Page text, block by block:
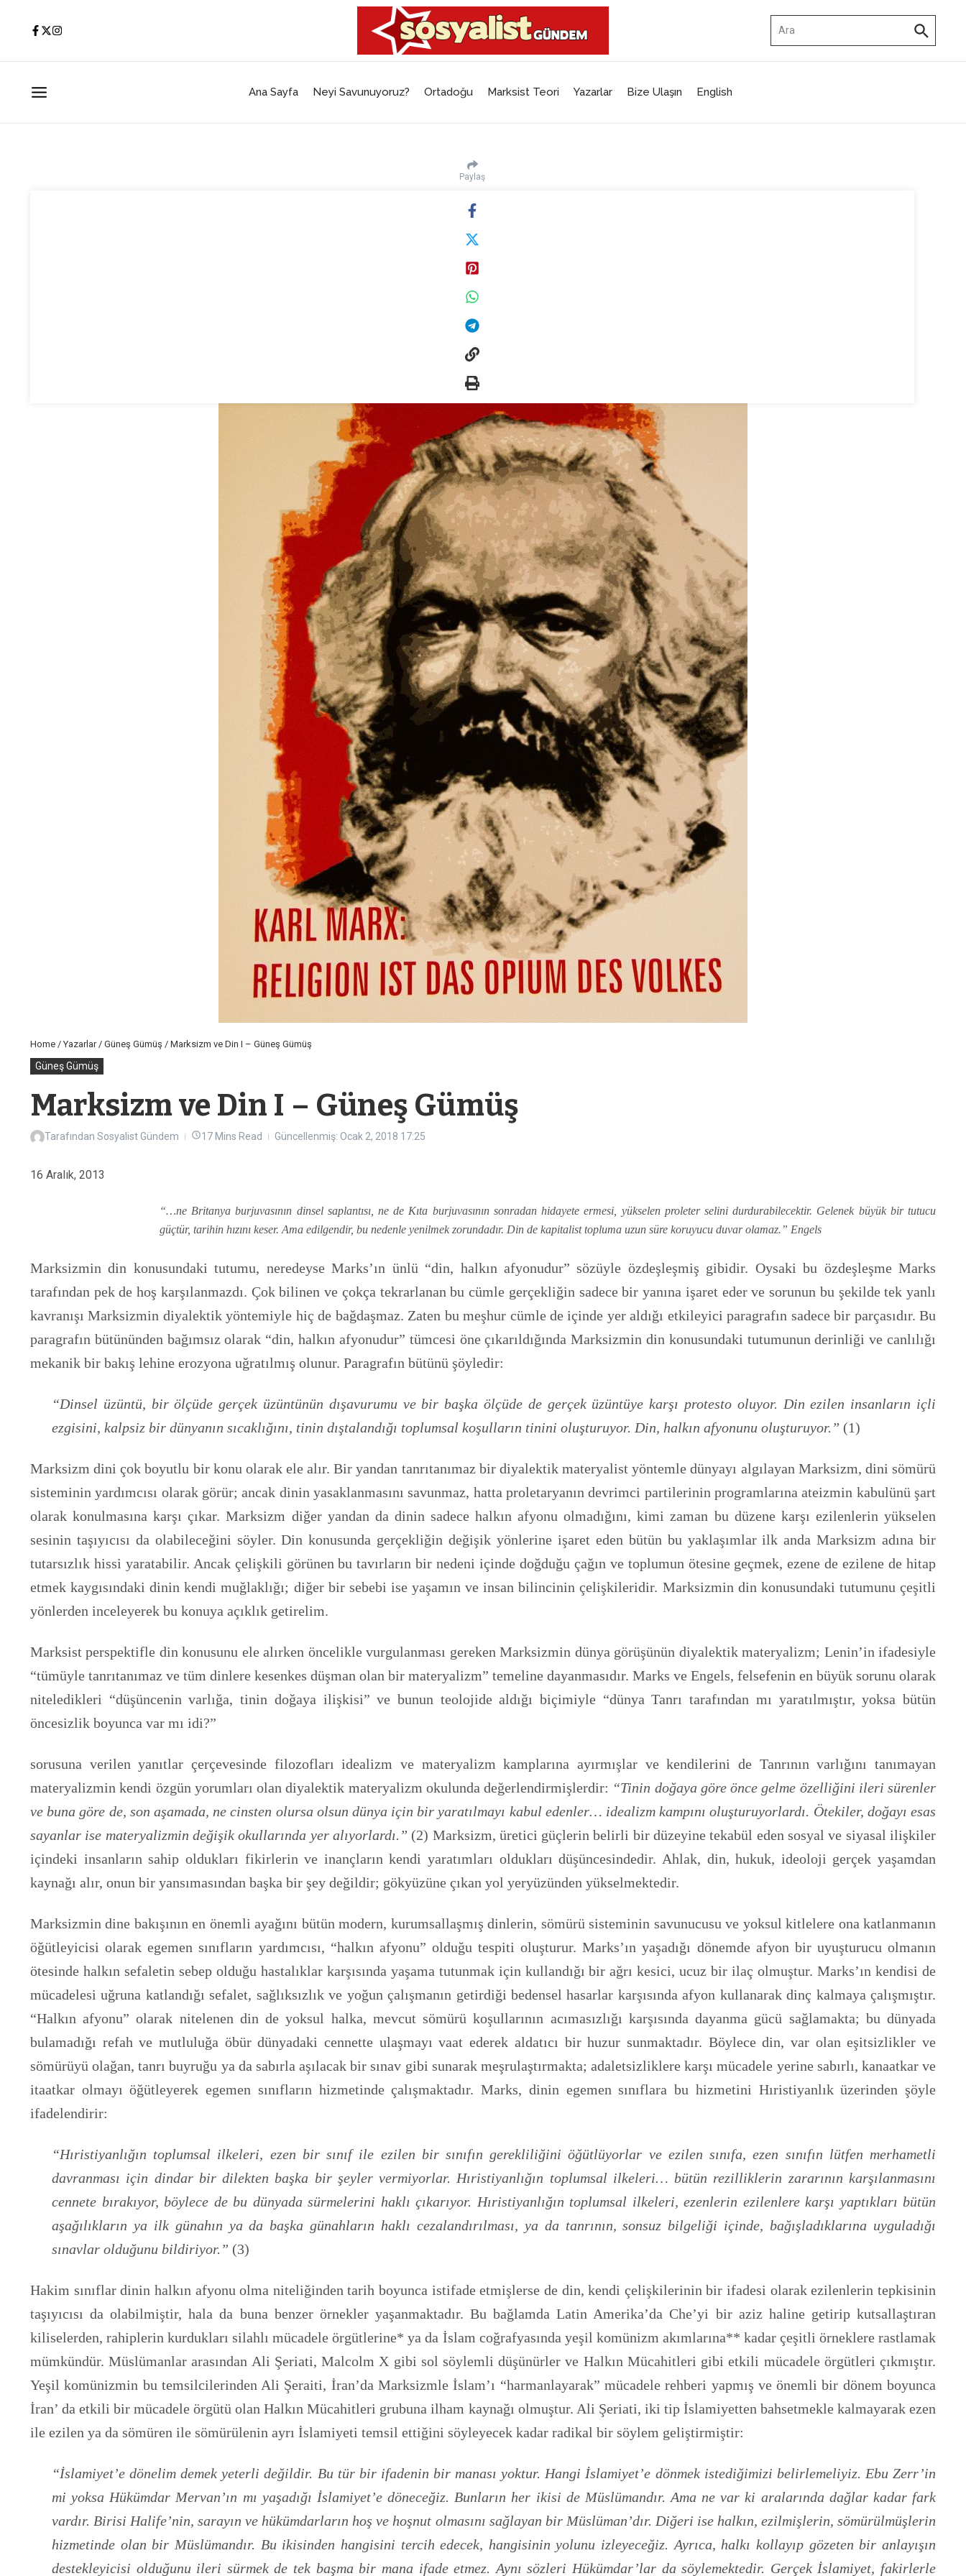
Ana Sayfa Neyi Savunuyoruz? Ortadoğu Marksist Teori Yazarlar Bize Ulaşın English
Paylaş
Home /Yazarlar/ Güneş Gümüş / Marksizm ve Din I – Güneş Gümüş
Güneş Gümüş
Marksizm ve Din I – Güneş Gümüş
Tarafından Sosyalist Gündem 17 Mins Read Güncellenmiş: Ocak 2, 2018 17:25
16 Aralık, 2013
“…ne Britanya burjuvasının dinsel saplantısı, ne de Kıta burjuvasının sonradan hidayete ermesi, yükselen proleter selini durdurabilecektir. Gelenek büyük bir tutucu
güçtür, tarihin hızını keser. Ama edilgendir, bu nedenle yenilmek zorundadır. Din de kapitalist topluma uzun süre koruyucu duvar olamaz.” Engels
Marksizmin din konusundaki tutumu, neredeyse Marks’ın ünlü “din, halkın afyonudur” sözüyle özdeşleşmiş gibidir. Oysaki bu özdeşleşme Marks
tarafından pek de hoş karşılanmazdı. Çok bilinen ve çokça tekrarlanan bu cümle gerçekliğin sadece bir yanına işaret eder ve sorunun bu şekilde tek yanlı
kavranışı Marksizmin diyalektik yöntemiyle hiç de bağdaşmaz. Zaten bu meşhur cümle de içinde yer aldığı etkileyici paragrafın sadece bir parçasıdır. Bu
paragrafın bütününden bağımsız olarak “din, halkın afyonudur” tümcesi öne çıkarıldığında Marksizmin din konusundaki tutumunun derinliği ve canlılığı
mekanik bir bakış lehine erozyona uğratılmış olunur. Paragrafın bütünü şöyledir:
“Dinsel üzüntü, bir ölçüde gerçek üzüntünün dışavurumu ve bir başka ölçüde de gerçek üzüntüye karşı protesto oluyor. Din ezilen insanların içli
ezgisini, kalpsiz bir dünyanın sıcaklığını, tinin dıştalandığı toplumsal koşulların tinini oluşturuyor. Din, halkın afyonunu oluşturuyor.” (1)
Marksizm dini çok boyutlu bir konu olarak ele alır. Bir yandan tanrıtanımaz bir diyalektik materyalist yöntemle dünyayı algılayan Marksizm, dini sömürü
sisteminin yardımcısı olarak görür; ancak dinin yasaklanmasını savunmaz, hatta proletaryanın devrimci partilerinin programlarına ateizmin kabulünü şart
olarak konulmasına karşı çıkar. Marksizm diğer yandan da dinin sadece halkın afyonu olmadığını, kimi zaman bu düzene karşı ezilenlerin yükselen
sesinin taşıyıcısı da olabileceğini söyler. Din konusunda gerçekliğin değişik yönlerine işaret eden bütün bu yaklaşımlar ilk anda Marksizm adına bir
tutarsızlık hissi yaratabilir. Ancak çelişkili görünen bu tavırların bir nedeni içinde doğduğu çağın ve toplumun ötesine geçmek, ezene de ezilene de hitap
etmek kaygısındaki dinin kendi muğlaklığı; diğer bir sebebi ise yaşamın ve insan bilincinin çelişkileridir. Marksizmin din konusundaki tutumunu çeşitli
yönlerden inceleyerek bu konuya açıklık getirelim.
Marksist perspektifle din konusunu ele alırken öncelikle vurgulanması gereken Marksizmin dünya görüşünün diyalektik materyalizm; Lenin’in ifadesiyle
“tümüyle tanrıtanımaz ve tüm dinlere kesenkes düşman olan bir materyalizm” temeline dayanmasıdır. Marks ve Engels, felsefenin en büyük sorunu olarak
niteledikleri “düşüncenin varlığa, tinin doğaya ilişkisi” ve bunun teolojide aldığı biçimiyle “dünya Tanrı tarafından mı yaratılmıştır, yoksa bütün
öncesizlik boyunca var mı idi?”
sorusuna verilen yanıtlar çerçevesinde filozofları idealizm ve materyalizm kamplarına ayırmışlar ve kendilerini de Tanrının varlığını tanımayan
materyalizmin kendi özgün yorumları olan diyalektik materyalizm okulunda değerlendirmişlerdir: “Tinin doğaya göre önce gelme özelliğini ileri sürenler
ve buna göre de, son aşamada, ne cinsten olursa olsun dünya için bir yaratılmayı kabul edenler… idealizm kampını oluşturuyorlardı. Ötekiler, doğayı esas
sayanlar ise materyalizmin değişik okullarında yer alıyorlardı.” (2) Marksizm, üretici güçlerin belirli bir düzeyine tekabül eden sosyal ve siyasal ilişkiler
içindeki insanların sahip oldukları fikirlerin ve inançların kendi yaratımları oldukları düşüncesindedir. Ahlak, din, hukuk, ideoloji gerçek yaşamdan
kaynağı alır, onun bir yansımasından başka bir şey değildir; gökyüzüne çıkan yol yeryüzünden yükselmektedir.
Marksizmin dine bakışının en önemli ayağını bütün modern, kurumsallaşmış dinlerin, sömürü sisteminin savunucusu ve yoksul kitlelere ona katlanmanın
öğütleyicisi olarak egemen sınıfların yardımcısı, “halkın afyonu” olduğu tespiti oluşturur. Marks’ın yaşadığı dönemde afyon bir uyuşturucu olmanın
ötesinde halkın sefaletin sebep olduğu hastalıklar karşısında yaşama tutunmak için kullandığı bir ağrı kesici, ucuz bir ilaç olmuştur. Marks’ın kendisi de
mücadelesi uğruna katlandığı sefalet, sağlıksızlık ve yoğun çalışmanın getirdiği bedensel hasarlar karşısında afyon kullanarak dinç kalmaya çalışmıştır.
“Halkın afyonu” olarak nitelenen din de yoksul halka, mevcut sömürü koşullarının acımasızlığı karşısında dayanma gücü sağlamakta; bu dünyada
bulamadığı refah ve mutluluğa öbür dünyadaki cennette ulaşmayı vaat ederek aldatıcı bir huzur sunmaktadır. Böylece din, var olan eşitsizlikler ve
sömürüyü olağan, tanrı buyruğu ya da sabırla aşılacak bir sınav gibi sunarak meşrulaştırmakta; adaletsizliklere karşı mücadele yerine sabırlı, kanaatkar ve
itaatkar olmayı öğütleyerek egemen sınıfların hizmetinde çalışmaktadır. Marks, dinin egemen sınıflara bu hizmetini Hıristiyanlık üzerinden şöyle
ifadelendirir:
“Hıristiyanlığın toplumsal ilkeleri, ezen bir sınıf ile ezilen bir sınıfın gerekliliğini öğütlüyorlar ve ezilen sınıfa, ezen sınıfın lütfen merhametli
davranması için dindar bir dilekten başka bir şeyler vermiyorlar. Hıristiyanlığın toplumsal ilkeleri… bütün rezilliklerin zararının karşılanmasını
cennete bırakıyor, böylece de bu dünyada sürmelerini haklı çıkarıyor. Hıristiyanlığın toplumsal ilkeleri, ezenlerin ezilenlere karşı yaptıkları bütün
aşağılıkların ya ilk günahın ya da başka günahların haklı cezalandırılması, ya da tanrının, sonsuz bilgeliği içinde, bağışladıklarına uyguladığı
sınavlar olduğunu bildiriyor.” (3)
Hakim sınıflar dinin halkın afyonu olma niteliğinden tarih boyunca istifade etmişlerse de din, kendi çelişkilerinin bir ifadesi olarak ezilenlerin tepkisinin
taşıyıcısı da olabilmiştir, hala da buna benzer örnekler yaşanmaktadır. Bu bağlamda Latin Amerika’da Che’yi bir aziz haline getirip kutsallaştıran
kiliselerden, rahiplerin kurdukları silahlı mücadele örgütlerine* ya da İslam coğrafyasında yeşil komünizm akımlarına** kadar çeşitli örneklere rastlamak
mümkündür. Müslümanlar arasından Ali Şeriati, Malcolm X gibi sol söylemli düşünürler ve Halkın Mücahitleri gibi etkili mücadele örgütleri çıkmıştır.
Yeşil komünizmin bu temsilcilerinden Ali Şeraiti, İran’da Marksizmle İslam’ı “harmanlayarak” mücadele rehberi yapmış ve önemli bir dönem boyunca
İran’ da etkili bir mücadele örgütü olan Halkın Mücahitleri grubuna ilham kaynağı olmuştur. Ali Şeriati, iki tip İslamiyetten bahsetmekle kalmayarak ezen
ile ezilen ya da sömüren ile sömürülenin ayrı İslamiyeti temsil ettiğini söyleyecek kadar radikal bir söylem geliştirmiştir:
“İslamiyet’e dönelim demek yeterli değildir. Bu tür bir ifadenin bir manası yoktur. Hangi İslamiyet’e dönmek istediğimizi belirlemeliyiz. Ebu Zerr’in
mi yoksa Hükümdar Mervan’ın mı yaşadığı İslamiyet’e döneceğiz. Bunların her ikisi de Müslümandır. Ama ne var ki aralarında dağlar kadar fark
vardır. Birisi Halife’nin, sarayın ve hükümdarların hoş ve hoşnut olmasını sağlayan bir Müslüman’dır. Diğeri ise halkın, ezilmişlerin, sömürülmüşlerin
hizmetinde olan bir Müslümandır. Bu ikisinden hangisini tercih edecek, hangisinin yolunu izleyeceğiz. Ayrıca, halkı kollayıp gözeten bir anlayışın
destekleyicisi olduğunu ileri sürmek de tek başma bir mana ifade etmez. Aynı sözleri Hükümdar’lar da söylemektedir. Gerçek İslamiyet, fakirlerle